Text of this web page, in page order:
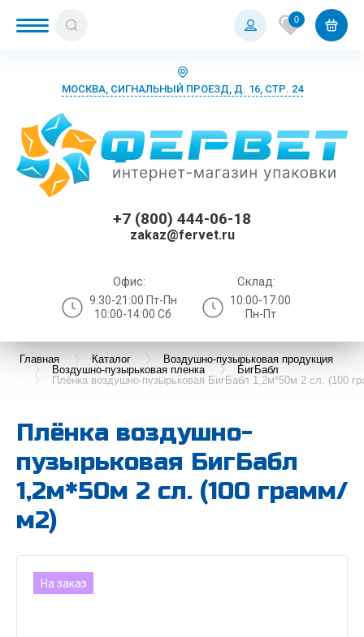
0
МОСКВА, СИГНАЛЬНЫЙ ПРОЕЗД, Д. 16, СТР. 24
+7 (800) 444-06-18
zakaz@fervet.ru
Офис:
9:30-21:00 Пт-Пн
10:00-14:00 Сб
Склад:
10:00-17:00
Пн-Пт
Главная Каталог
Воздушно-пузырьковая продукция
Воздушно-пузырьковая пленка
БигБабл
Плёнка воздушно-пузырьковая БигБабл 1,2м*50м 2 сл. (100
Плёнка воздушно-
пузырьковая БигБабл
1,2м*50м 2 сл. (100 грамм/
м2)
На заказ